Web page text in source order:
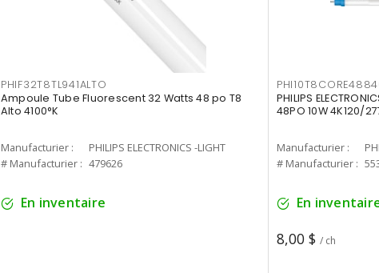
PHIF32T8TL941ALTO
Ampoule Tube Fluorescent 32 Watts 48 po T8
Alto 4100°K
Manufacturier :
PHILIPS ELECTRONICS -LIGHT
# Manufacturier : 479626
En inventaire
PHILIPS
48PO 10W 4K120/
Manufacturier :
# Manufacturier :
En
8,00 $ / ch